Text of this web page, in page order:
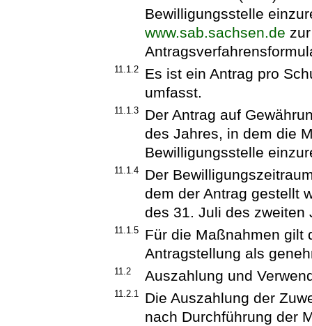
Bewilligungsstelle
www.sab.sachsen.de
11.1.2
Es ist ein Antrag pro
umfasst.
11.1.3
Der Antrag auf
des Jahres, in dem die
Bewilligungsstelle
11.1.4
Der
dem der Antrag gestellt
des 31. Juli des zweiten
11.1.5
Für die Maßnahmen gilt
Antragstellung als
11.2 Auszahlung und
11.2.1
Die Auszahlung der
nach Durchführung der